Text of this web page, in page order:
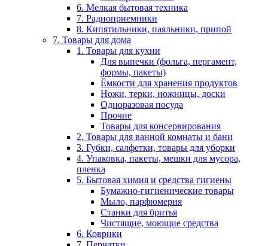
6. Мелкая бытовая техника
7. Радиоприемники
8. Кипятильники, паяльники, припой
7. Товары для дома
1. Товары для кухни
Для выпечки (фольга, пергамент,
формы, пакеты)
Ёмкости для хранения продуктов
Ножи, терки, ножницы, доски
Одноразовая посуда
Прочие
Товары для консервирования
2. Товары для ванной комнаты и бани
3. Губки, салфетки, товары для уборки
4. Упаковка, пакеты, мешки для мусора,
пленка
5. Бытовая химия и средства гигиены
Бумажно-гигиенические товары
Мыло, парфюмерия
Станки для бритья
Чистящие, моющие средства
6. Коврики